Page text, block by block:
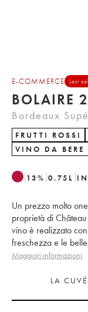
E-COMMERCE Last
Bordeaux
FRUTTI ROSSI
VINO DA
13% 0.75 L
Un prezzo molto
proprietà di
vino è realizzato
freschezza e le
Maggiori informazioni
LA